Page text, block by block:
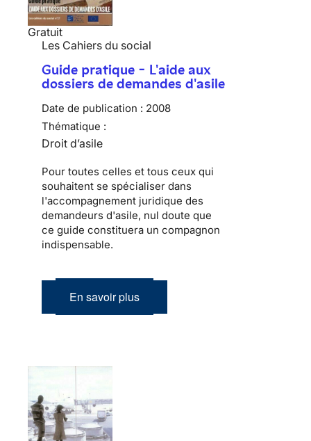
Gratuit
Les Cahiers du social
Guide pratique - L'aide aux
dossiers de demandes d'asile
Date de publication : 2008
Thématique :
Droit d’asile
Pour toutes celles et tous ceux qui
souhaitent se spécialiser dans
l'accompagnement juridique des
demandeurs d'asile, nul doute que
ce guide constituera un compagnon
indispensable.
En savoir plus